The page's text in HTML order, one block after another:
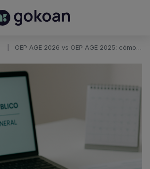
OEP AGE 2026 vs OEP AGE 2025: cómo cambian las plazas